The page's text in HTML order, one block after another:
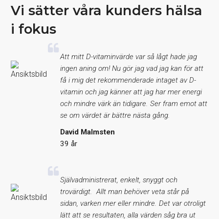
Vi sätter våra kunders hälsa
i fokus
Att mitt D-vitaminvärde var så lågt hade jag
ingen aning om! Nu gör jag vad jag kan för att
få i mig det rekommenderade intaget av D-
vitamin och jag känner att jag har mer energi
och mindre värk än tidigare. Ser fram emot att
se om värdet är bättre nästa gång.
David Malmsten
39 år
Självadministrerat, enkelt, snyggt och
trovärdigt. Allt man behöver veta står på
sidan, varken mer eller mindre. Det var otroligt
lätt att se resultaten, alla värden såg bra ut